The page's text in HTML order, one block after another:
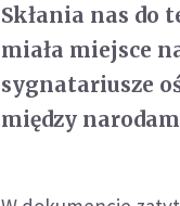
Skłania nas do
miała miejsce
sygnatariusze
między